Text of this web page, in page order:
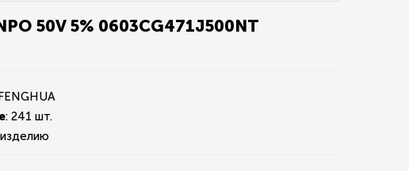
50V 5% 0603CG471J500NT
:241 шт.